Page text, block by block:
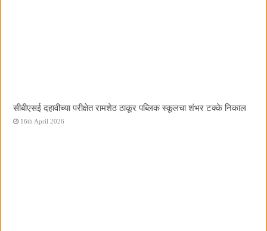
सीबीएसई दहावीच्या परीक्षेत रामशेठ ठाकूर पब्लिक स्कूलचा शंभर टक्के निकाल
16th April 2026